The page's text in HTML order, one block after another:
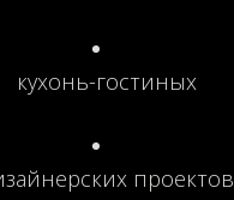
кухонь-гостиных
проектов